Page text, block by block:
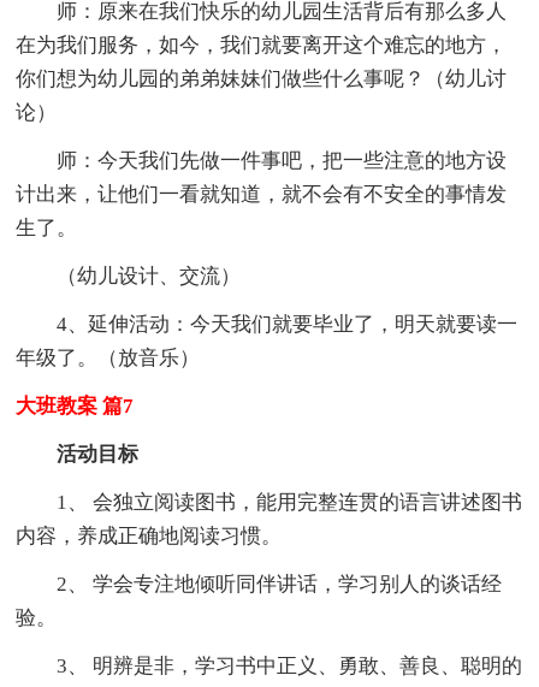
师：原来在我们快乐的幼儿园生活背后有那么多人
在为我们服务，如今，我们就要离开这个难忘的地方，
你们想为幼儿园的弟弟妹妹们做些什么事呢？（幼儿讨
论）
师：今天我们先做一件事吧，把一些注意的地方设
计出来，让他们一看就知道，就不会有不安全的事情发
生了。
（幼儿设计、交流）
4、延伸活动：今天我们就要毕业了，明天就要读一
年级了。（放音乐）
大班教案 篇7
活动目标
1、 会独立阅读图书，能用完整连贯的语言讲述图书
内容，养成正确地阅读习惯。
2、 学会专注地倾听同伴讲话，学习别人的谈话经
验。
3、 明辨是非，学习书中正义、勇敢、善良、聪明的